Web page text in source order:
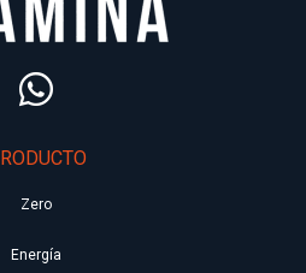
Zero
Energía